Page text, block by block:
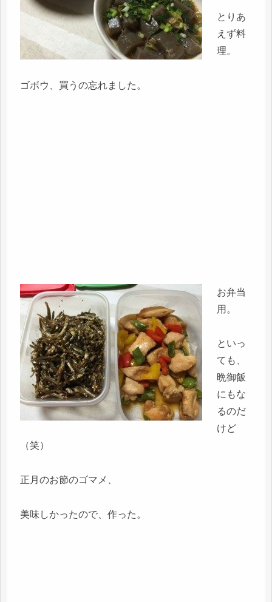
とりあ
えず料
理。
ゴボウ、買うの忘れました。
お弁当
用。
といっ
ても、
晩御飯
にもな
るのだ
けど
（笑）
正月のお節のゴマメ、
美味しかったので、作った。